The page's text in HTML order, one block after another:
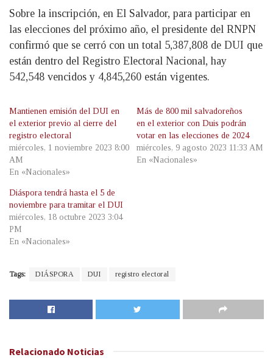
Sobre la inscripción, en El Salvador, para participar en
las elecciones del próximo año, el presidente del RNPN
confirmó que se cerró con un total 5,387,808 de DUI que
están dentro del Registro Electoral Nacional, hay
542,548 vencidos y 4,845,260 están vigentes.
Mantienen emisión del DUI en
el exterior previo al cierre del
registro electoral
miércoles, 1 noviembre 2023 8:00
AM
En «Nacionales»
Más de 800 mil salvadoreños
en el exterior con Duis podrán
votar en las elecciones de 2024
miércoles, 9 agosto 2023 11:33 AM
En «Nacionales»
Diáspora tendrá hasta el 5 de
noviembre para tramitar el DUI
miércoles, 18 octubre 2023 3:04
PM
En «Nacionales»
Tags: DIÁSPORA DUI registro electoral
Relacionado Noticias